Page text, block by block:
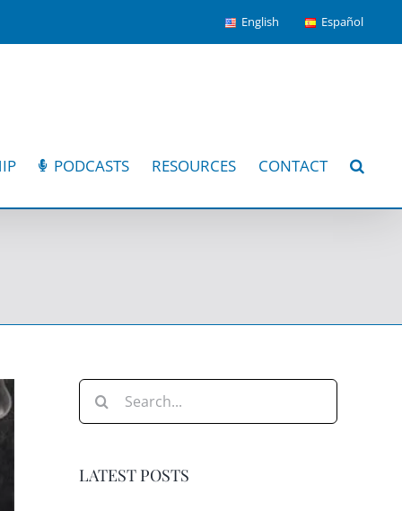
English Español
PODCASTS RESOURCES CONTACT
Search
for:
LATEST POSTS